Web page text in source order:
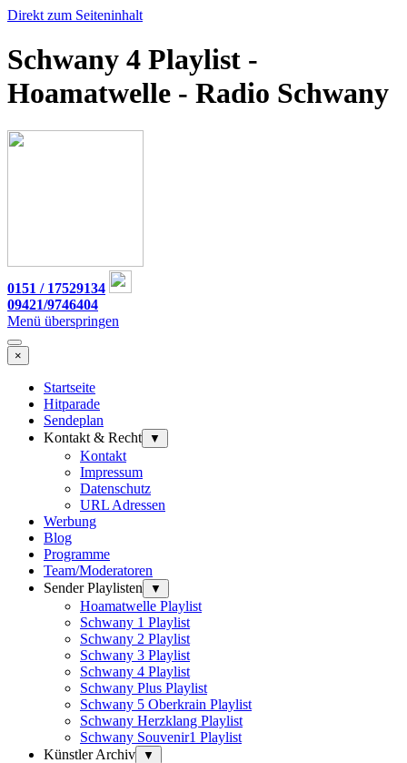
Direkt zum Seiteninhalt
Schwany 4 Playlist -
Hoamatwelle - Radio Schwany
0151 / 17529134
09421/9746404
Menü überspringen
×
Startseite
Hitparade
Sendeplan
Kontakt & Recht
▼
Kontakt
Impressum
Datenschutz
URL Adressen
Werbung
Blog
Programme
Team/Moderatoren
Sender Playlisten
▼
Hoamatwelle Playlist
Schwany 1 Playlist
Schwany 2 Playlist
Schwany 3 Playlist
Schwany 4 Playlist
Schwany Plus Playlist
Schwany 5 Oberkrain Playlist
Schwany Herzklang Playlist
Schwany Souvenir1 Playlist
Künstler Archiv
▼